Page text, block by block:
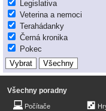
Legislativa
Veterina a nemoci
Terahádanky
Černá kronika
Pokec
Všechny poradny
Počítače